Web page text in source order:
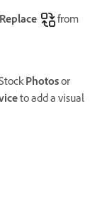
Replace
from
Photosor
to add a visual